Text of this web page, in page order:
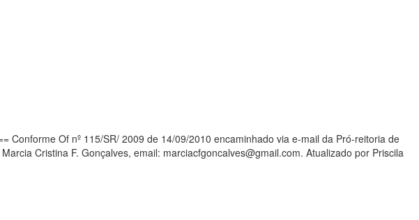
Conforme Of nº 115/SR/ 2009 de 14/09/2010 encaminhado via e-mail da Pró-reitoria de
Cristina F. Gonçalves, email: marciacfgoncalves@gmail.com. Atualizado por Priscila